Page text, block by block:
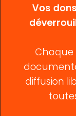
Vos
Chaque
diffusion